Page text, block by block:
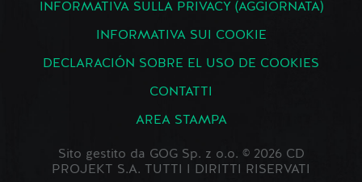
INFORMATIVA SULLA PRIVACY (AGGIORNATA)
INFORMATIVA SUI COOKIE
DECLARACIÓN SOBRE EL USO DE COOKIES
CONTATTI
AREA STAMPA
Sito gestito da GOG Sp. z o.o. © 2026 CD
PROJEKT S.A. TUTTI I DIRITTI RISERVATI